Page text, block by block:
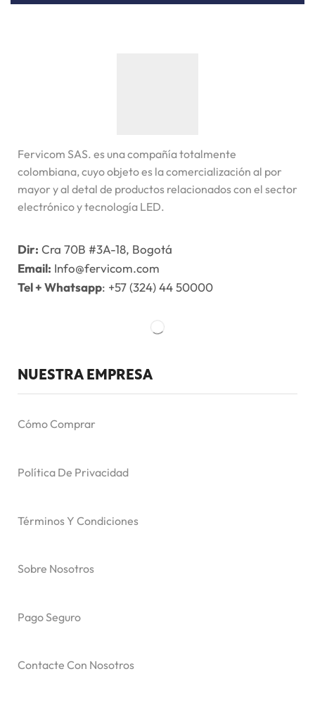
Fervicom SAS. es una compañía totalmente
colombiana, cuyo objeto es la comercialización al por
mayor y al detal de productos relacionados con el sector
electrónico y tecnología LED.
Dir: Cra 70B #3A-18, Bogotá
Email: Info@fervicom.com
Tel + Whatsapp: +57 (324) 44 50000
NUESTRA EMPRESA
Cómo Comprar
Política De Privacidad
Términos Y Condiciones
Sobre Nosotros
Pago Seguro
Contacte Con Nosotros